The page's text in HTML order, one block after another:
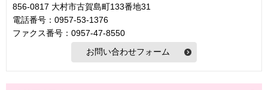
856-0817 大村市古賀島町133番地31
電話番号：0957-53-1376
ファクス番号：0957-47-8550